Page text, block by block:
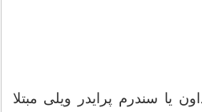
یا سندرم پرایدر ویلی مبتلا